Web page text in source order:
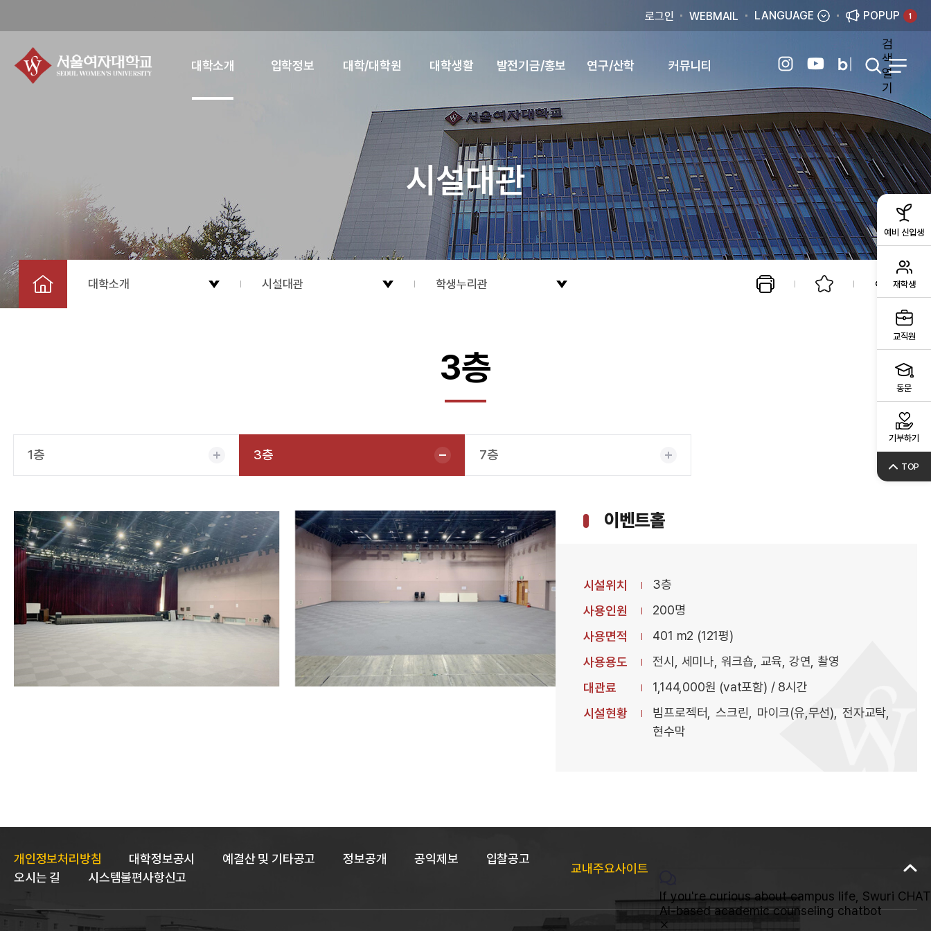
시설대관
로그인 WEBMAIL LANGUAGE POPUP 1
대학소개 입학정보 대학/대학원 대학생활 발전기금/홍보 연구/산학 커뮤니티
검
색
열
기
대학소개 시설대관 학생누리관
예비 신입생
재학생
교직원
동문
기부하기
TOP
3층
1층 3층 7층
이벤트홀
시설위치
3층
사용인원
200명
사용면적
401 m2 (121평)
사용용도
전시, 세미나, 워크숍, 교육, 강연, 촬영
대관료
1,144,000원 (vat포함) / 8시간
시설현황
빔프로젝터, 스크린, 마이크(유,무선), 전자교탁,
현수막
개인정보처리방침 대학정보공시 예결산 및 기타공고 정보공개 공익제보
입찰공고
오시는 길
시스템불편사항신고
교내주요사이트